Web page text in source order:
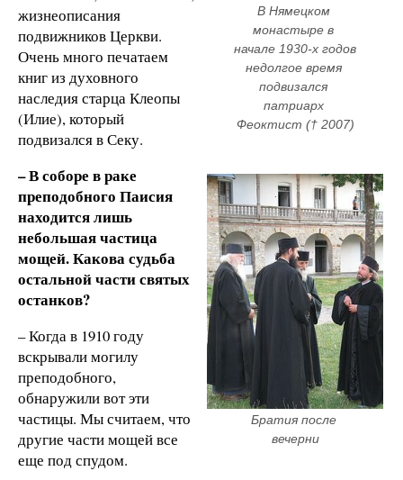
В Нямецком
монастыре в
начале 1930-х годов
недолгое время
подвизался
патриарх
Феоктист († 2007)
Братия после
вечерни
жизнеописания
подвижников Церкви.
Очень много печатаем
книг из духовного
наследия старца Клеопы
(Илие), который
подвизался в Секу.
– В соборе в раке
преподобного Паисия
находится лишь
небольшая частица
мощей. Какова судьба
остальной части святых
останков?
– Когда в 1910 году
вскрывали могилу
преподобного,
обнаружили вот эти
частицы. Мы считаем, что
другие части мощей все
еще под спудом.